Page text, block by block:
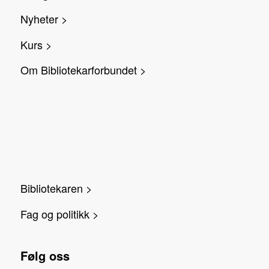
Nyheter >
Kurs >
Om Bibliotekarforbundet >
Bibliotekaren >
Fag og politikk >
Følg oss